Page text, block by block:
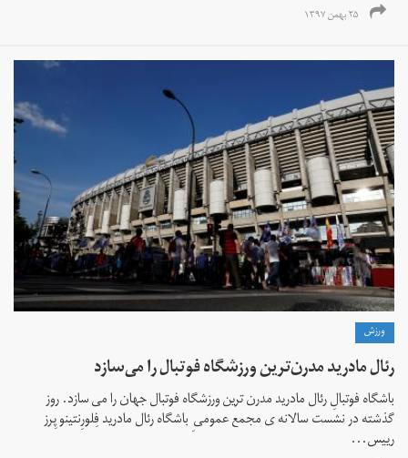
۲۵ بهمن ۱۳۹۷
ورزش
رئال مادرید مدرن‌ترین ورزشگاه فوتبال را می‌سازد
باشگاه فوتبالِ رئال مادرید مدرن ترین ورزشگاه فوتبال جهان را می سازد. روز
گذشته در نشست سالانه ی مجمع عمومی ِ باشگاه رئال مادرید فِلورِنتینو پِرز
رییس...